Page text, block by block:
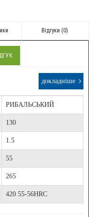
Відгуки (0)
докладніше
РИБАЛЬСЬКИЙ
130
1.5
55
265
420 55-56HRC